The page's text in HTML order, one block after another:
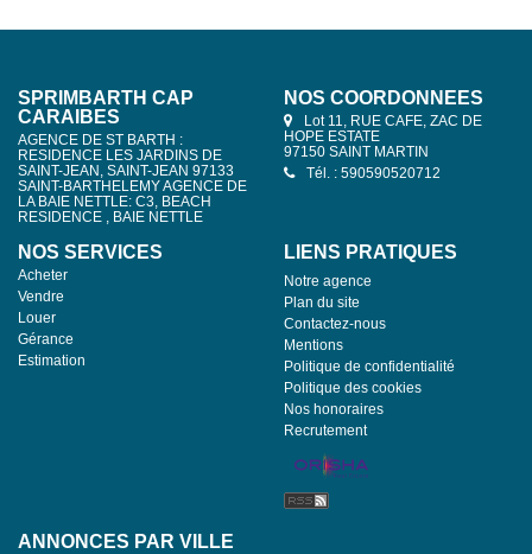
SPRIMBARTH CAP
CARAIBES
AGENCE DE ST BARTH :
RESIDENCE LES JARDINS DE
SAINT-JEAN, SAINT-JEAN 97133
SAINT-BARTHELEMY AGENCE DE
LA BAIE NETTLE: C3, BEACH
RESIDENCE , BAIE NETTLE
NOS COORDONNÉES
Lot 11, RUE CAFE, ZAC DE
HOPE ESTATE
97150 SAINT MARTIN
Tél. : 590590520712
NOS SERVICES
Acheter
Vendre
Louer
Gérance
Estimation
LIENS PRATIQUES
Notre agence
Plan du site
Contactez-nous
Mentions
Politique de confidentialité
Politique des cookies
Nos honoraires
Recrutement
ANNONCES PAR VILLE